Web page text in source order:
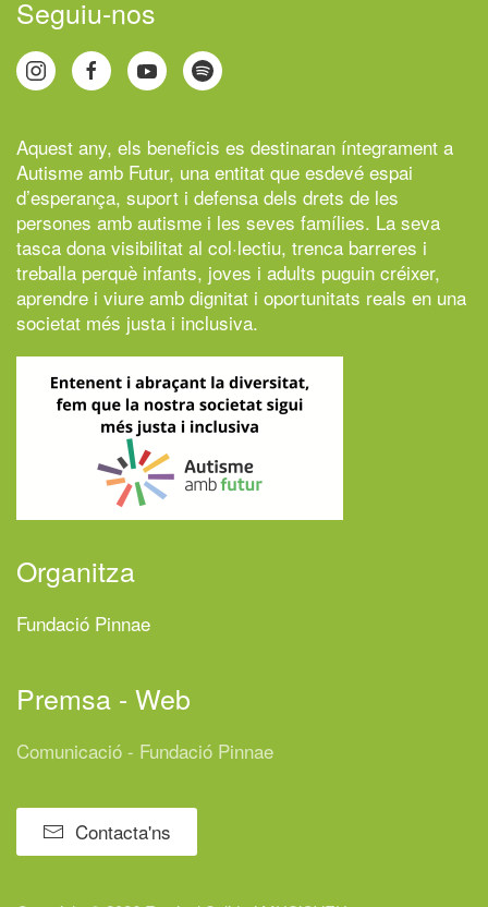
Seguiu-nos
Aquest any, els beneficis es destinaran íntegrament a
Autisme amb Futur, una entitat que esdevé espai
d’esperança, suport i defensa dels drets de les
persones amb autisme i les seves famílies. La seva
tasca dona visibilitat al col·lectiu, trenca barreres i
treballa perquè infants, joves i adults puguin créixer,
aprendre i viure amb dignitat i oportunitats reals en una
societat més justa i inclusiva.
Organitza
Fundació Pinnae
Premsa - Web
Comunicació - Fundació Pinnae
Contacta'ns